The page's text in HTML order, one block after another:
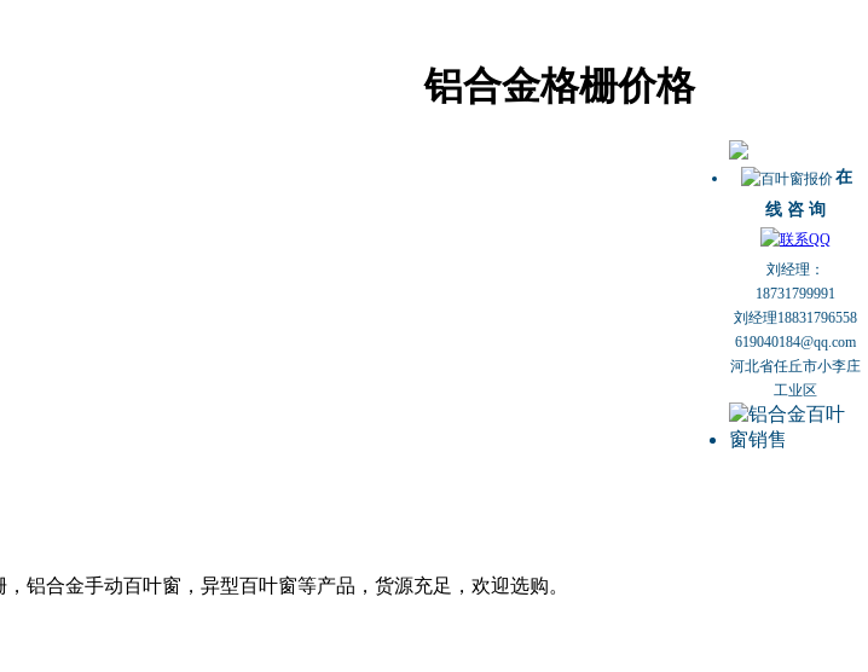
铝合金格栅价格
铝合金手动百叶窗，异型百叶窗等产品，货源充足，欢迎选购。
在
线 咨 询
刘经理：
18731799991
刘经理18831796558
619040184@qq.com
河北省任丘市小李庄
工业区